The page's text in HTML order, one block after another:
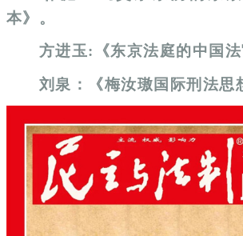
本》。
方进玉:《东京法庭的中国法
刘泉：《梅汝璈国际刑法思